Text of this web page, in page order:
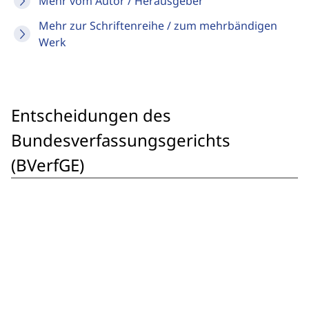
Mehr zur Schriftenreihe / zum mehrbändigen
Werk
Entscheidungen des
Bundesverfassungsgerichts
(BVerfGE)